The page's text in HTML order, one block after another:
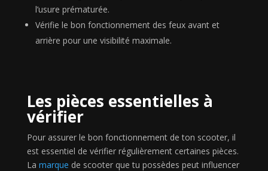
l’usure prématurée.
Vérifie le bon fonctionnement des feux avant et
arrière pour une visibilité maximale.
Les pièces essentielles à
vérifier
Pour assurer le bon fonctionnement de ton scooter, il
est essentiel de vérifier régulièrement certaines pièces.
La marque de scooter que tu possèdes peut influencer